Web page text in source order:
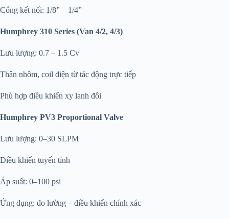
Cổng kết nối: 1/8” – 1/4”
Humphrey 310 Series (Van 4/2, 4/3)
Lưu lượng: 0.7 – 1.5 Cv
Thân nhôm, coil điện từ tác động trực tiếp
Phù hợp điều khiển xy lanh đôi
Humphrey PV3 Proportional Valve
Lưu lượng: 0–30 SLPM
Điều khiển tuyến tính
Áp suất: 0–100 psi
Ứng dụng: đo lường – điều khiển chính xác